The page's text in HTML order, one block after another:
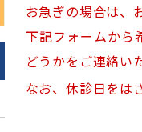
お急ぎの場合は、
下記フォームから
どうかをご連絡い
なお、休診日をは